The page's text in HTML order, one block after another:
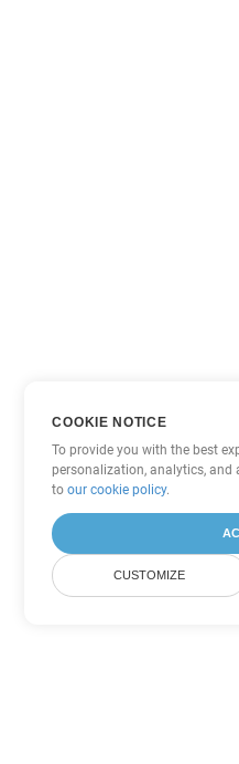
COOKIE NOTICE
To provide you with the best
personalization, analytics, and
toour cookie policy.
CUSTOMIZE